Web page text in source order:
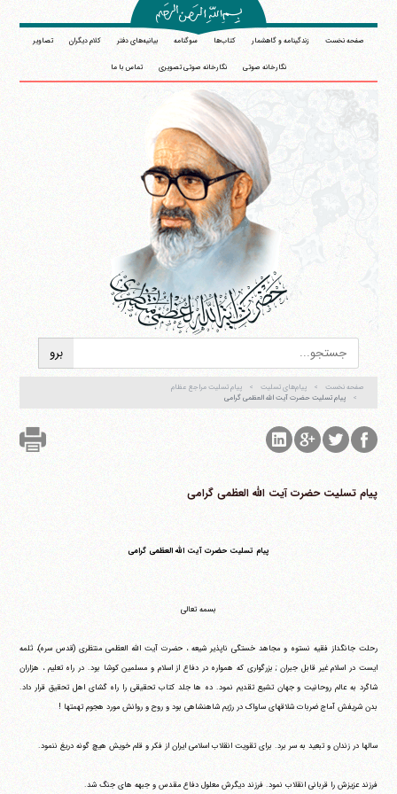
صفحه نخست زندگینامه و گاهشمار کتاب‌ها سوگنامه بیانیه‌های دفتر کلام دیگران تصاویر
نگارخانه صوتی نگارخانه صوتی تصویری تماس با ما
صفحه نخست پیام‌های تسلیت
پیام تسلیت مراجع عظام
‏پیام تسلیت حضرت آیت الله العظمی گرامی ‏
‏پیام تسلیت حضرت آیت الله العظمی گرامی ‏
پیام تسلیت حضرت آیت الله العظمی گرامی
بسمه تعالی
رحلت جانگداز فقیه نستوه و مجاهد خستگی ناپذیر شیعه ، حضرت آیت الله العظمی منتظری (قدس سره)، ثلمه
ایست در اسلام غیر قابل جبران ; بزرگواری که همواره در دفاع از اسلام و مسلمین کوشا بود. در راه تعلیم ، هزاران
شاگرد به عالم روحانیت و جهان تشیع تقدیم نمود. ده ها جلد کتاب تحقیقی را راه گشای اهل تحقیق قرار داد.
بدن شریفش آماج ضربات شلاقهای ساواک در رژیم شاهنشاهی بود و روح و روانش مورد هجوم تهمتها !
سالها در زندان و تبعید به سر برد. برای تقویت انقلاب اسلامی ایران از فکر و قلم خویش هیچ گونه دریغ ننمود.
فرزند عزیزش را قربانی انقلاب نمود. فرزند دیگرش معلول دفاع مقدس و جبهه های جنگ شد.
شماره ٨ کد پستی: 3713744381
فکس37740015-25-98+